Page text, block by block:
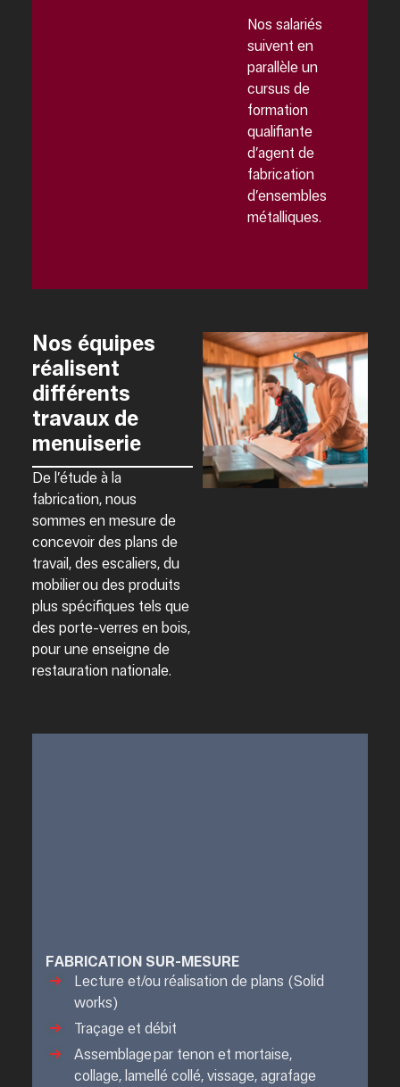
Nos salariés
suivent en
parallèle un
cursus de
formation
qualifiante
d’agent de
fabrication
d’ensembles
métalliques.
Nos équipes
réalisent
différents
travaux de
menuiserie
De l’étude à la
fabrication, nous
sommes en mesure de
concevoir des plans de
travail, des escaliers, du
mobilier ou des produits
plus spécifiques tels que
des porte-verres en bois,
pour une enseigne de
restauration nationale.
FABRICATION SUR-MESURE
Lecture et/ou réalisation de plans (Solid
works)
Traçage et débit
Assemblage par tenon et mortaise,
collage, lamellé collé, vissage, agrafage